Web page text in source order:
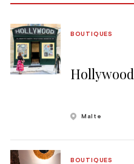
Hollywood
BOUTIQUES
Malte
BOUTIQUES